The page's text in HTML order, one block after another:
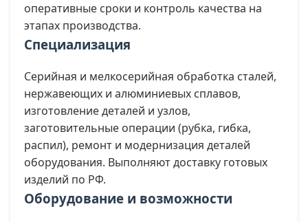
оперативные сроки и контроль качества на
этапах производства.
Специализация
Серийная и мелкосерийная обработка сталей,
нержавеющих и алюминиевых сплавов,
изготовление деталей и узлов,
заготовительные операции (рубка, гибка,
распил), ремонт и модернизация деталей
оборудования. Выполняют доставку готовых
изделий по РФ.
Оборудование и возможности